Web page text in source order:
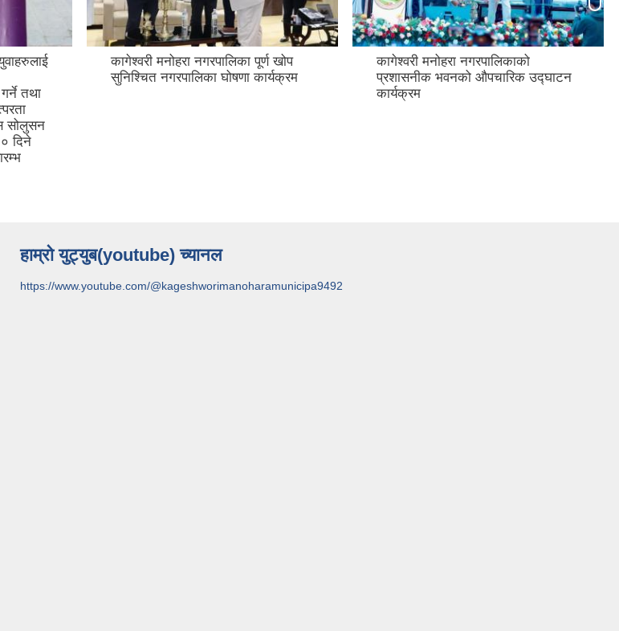
तथा
सोलुसन
दिने
कागेश्वरी मनोहरा नगरपालिका पूर्ण खोप
सुनिश्चित नगरपालिका घोषणा कार्यक्रम
कागेश्वरी मनोहरा नगरपालिकाको
प्रशासनीक भवनको औपचारिक उद्घाटन
कार्यक्रम
हाम्रो युट्युब(youtube) च्यानल
https://www.youtube.com/@kageshworimanoharamunicipa9492